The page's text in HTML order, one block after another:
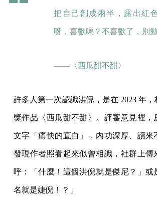
把自己剖成兩半，露出紅
呀，喜歡嗎？不喜歡了，別勉
——〈西瓜甜不甜〉
許多人第一次認識洪倪，是在 2023 年
獎作品〈西瓜甜不甜〉。評審意見裡，
文字「痛快的直白」，內功深厚、讀來
發現作者照看起來似曾相識，社群上傳
呼：「什麼！這個洪倪就是傑尼？」或
名就是婕倪！？」